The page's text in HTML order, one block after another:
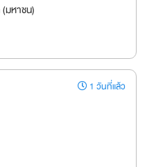
(มหาชน)
1 วันที่แล้ว